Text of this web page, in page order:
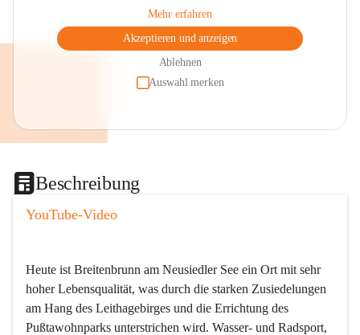
Mehr erfahren
Akzeptieren und anzeigen
Ablehnen
Auswahl merken
Beschreibung
YouTube-Video
Heute ist Breitenbrunn am Neusiedler See ein Ort mit sehr
hoher Lebensqualität, was durch die starken Zusiedelungen
am Hang des Leithagebirges und die Errichtung des
Pußtawohnparks unterstrichen wird. Wasser- und Radsport,